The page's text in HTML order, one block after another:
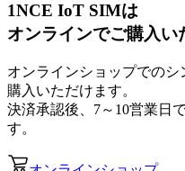
1NCE IoT SIMは
オンラインでご購入い
オンラインショップでの
購入いただけます。
決済承認後、7～10営業日
す。